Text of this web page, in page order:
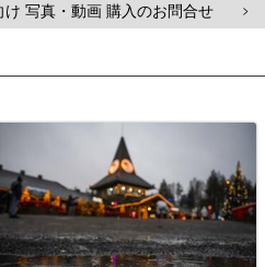
け 写真・動画 購入のお問合せ >